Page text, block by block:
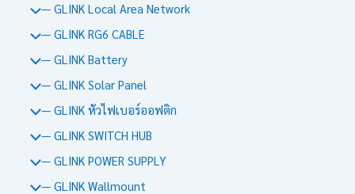
— GLINK Local Area Network
— GLINK RG6 CABLE
— GLINK Battery
— GLINK Solar Panel
— GLINK หัวไฟเบอร์ออฟติก
— GLINK SWITCH HUB
— GLINK POWER SUPPLY
— GLINK Wallmount